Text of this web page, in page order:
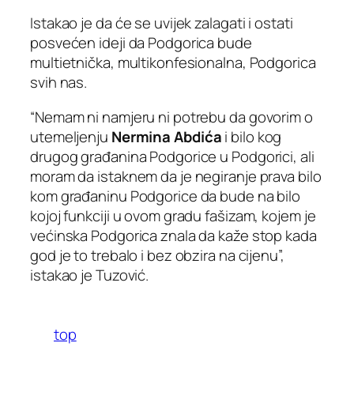
Istakao je da će se uvijek zalagati i ostati
posvećen ideji da Podgorica bude
multietnička, multikonfesionalna, Podgorica
svih nas.
“Nemam ni namjeru ni potrebu da govorim o
utemeljenju Nermina Abdićai bilo kog
drugog građanina Podgorice u Podgorici, ali
moram da istaknem da je negiranje prava bilo
kom građaninu Podgorice da bude na bilo
kojoj funkciji u ovom gradu fašizam, kojem je
većinska Podgorica znala da kaže stop kada
god je to trebalo i bez obzira na cijenu”,
istakao je Tuzović.
top